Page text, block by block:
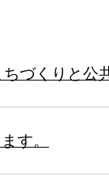
ちづくりと
す。